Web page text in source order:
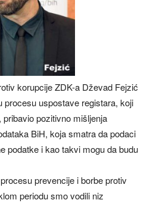
korupcije ZDK-a Dževad Fejzić
procesu uspostave registara, koji
pozitivno mišljenja
BiH, koja smatra da podaci
podatke i kao takvi mogu da budu
prevencije i borbe protiv
periodu smo vodili niz